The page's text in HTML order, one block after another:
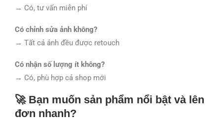
→ Có, tư vấn miễn phí
Có chỉnh sửa ảnh không?
→ Tất cả ảnh đều được retouch
Có nhận số lượng ít không?
→ Có, phù hợp cả shop mới
🚀 Bạn muốn sản phẩm nổi bật và lên
đơn nhanh?